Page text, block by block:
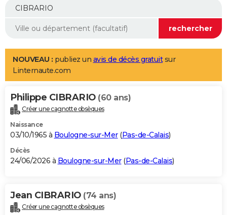
Mobiles
Meilleur smartphone
Internet
Ordinateurs
Jeux vidéo
Guide high-tech
Aménagement intérieur
LIFESTYLE
Art de vivre
Bien-être
Loisirs
Mode
Modes de vie
Alimentation
Guide de la santé
Maladies
Médicaments
Sommeil
VOYAGE
Destinations
City break
Voyage nature
Voyage de noces
Forum
Climat
+PHOTO
GUIDES D'ACHAT
BONS PLANS
Carte de Noël
Carte Bonne année
Carte Saint-Valentin
Carte Pâques
Carte d'anniversaire
DICTIONNAIRE
NOUVEAU : publiez un avis de décès gratuitsur
Linternaute.com
Philippe CIBRARIO (60 ans)
Créer une cagnotte obsèques
Naissance
03/10/1965 à Boulogne-sur-Mer(Pas-de-Calais)
Décès
24/06/2026 à Boulogne-sur-Mer(Pas-de-Calais)
Jean CIBRARIO (74 ans)
Créer une cagnotte obsèques